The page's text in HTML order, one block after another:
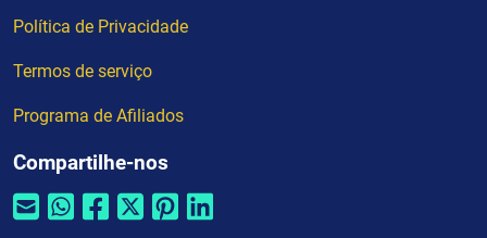
Política de Privacidade
Termos de serviço
Programa de Afiliados
Compartilhe-nos